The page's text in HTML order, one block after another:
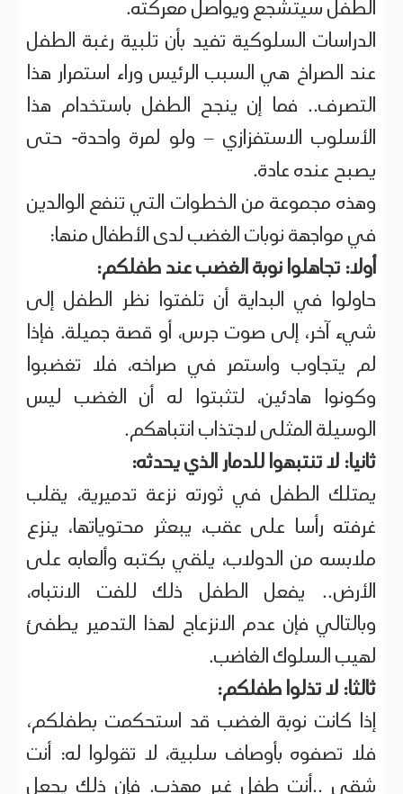
الطفل سيتشجع ويواصل معركته.
الدراسات السلوكية تفيد بأن تلبية رغبة الطفل
عند الصراخ هي السبب الرئيس وراء استمرار هذا
التصرف.. فما إن ينجح الطفل باستخدام هذا
الأسلوب الاستفزازي – ولو لمرة واحدة- حتى
يصبح عنده عادة.
وهذه مجموعة من الخطوات التي تنفع الوالدين
في مواجهة نوبات الغضب لدى الأطفال منها:
أولا: تجاهلوا نوبة الغضب عند طفلكم:
حاولوا في البداية أن تلفتوا نظر الطفل إلى
شيء آخر، إلى صوت جرس، أو قصة جميلة. فإذا
لم يتجاوب واستمر في صراخه، فلا تغضبوا
وكونوا هادئين، لتثبتوا له أن الغضب ليس
الوسيلة المثلى لاجتذاب انتباهكم.
ثانيا: لا تنتبهوا للدمار الذي يحدثه:
يمتلك الطفل في ثورته نزعة تدميرية، يقلب
غرفته رأسا على عقب، يبعثر محتوياتها، ينزع
ملابسه من الدولاب، يلقي بكتبه وألعابه على
الأرض.. يفعل الطفل ذلك للفت الانتباه،
وبالتالي فإن عدم الانزعاج لهذا التدمير يطفئ
لهيب السلوك الغاضب.
ثالثا: لا تذلوا طفلكم:
إذا كانت نوبة الغضب قد استحكمت بطفلكم،
فلا تصفوه بأوصاف سلبية، لا تقولوا له: أنت